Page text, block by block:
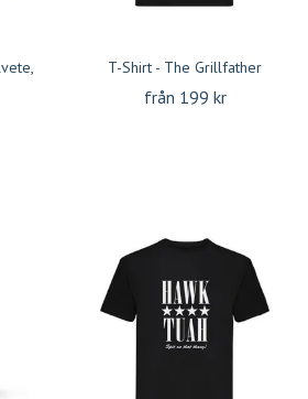
T-Shirt - The Grillfather
från 199 kr